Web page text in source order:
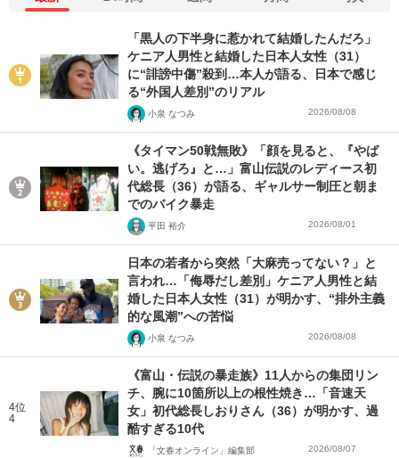
「黒人の下半身に惹かれて結婚したんだろ」
ケニア人男性と結婚した日本人女性（31）
に“誹謗中傷”殺到…本人が語る、日本で感じ
る“外国人差別”のリアル
小泉 なつみ 2026/08/08
《タイマン50戦無敗》「顔を見ると、『やば
い。逃げろ』と…」富山伝説のレディース初
代総長（36）が語る、ギャルサー制圧と朝ま
でのバイク暴走
平田 裕介 2026/08/01
日本の若者から突然「大麻売ってない？」と
言われ…「侮辱だし差別」ケニア人男性と結
婚した日本人女性（31）が明かす、“排外主義
的な風潮”への苦悩
小泉 なつみ 2026/08/08
4位
4
《富山・伝説の暴走族》11人からの集団リン
チ、腕に10箇所以上の根性焼き…「音速天
女」初代総長しおりさん（36）が明かす、過
酷すぎる10代
「文春オンライン」編集部 2026/08/07